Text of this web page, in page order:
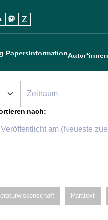
PapersInformationAutor*innen
nach:
Paratext